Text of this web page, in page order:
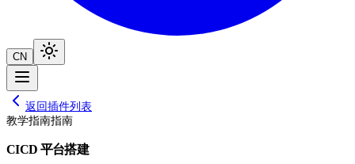
CN
返回插件列表
教学指南指南
CICD 平台搭建